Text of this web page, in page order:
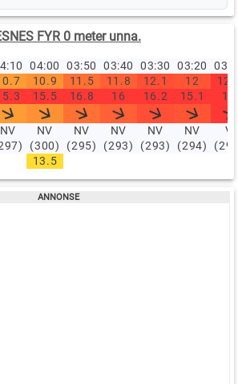
FYR 0 meter unna.
04:00 03:50 03:40 03:30 03:20
10.9 11.5 11.8 12.1 12
15.5 16.8 16 16.2 15.1 16
NV
NV
(300)
NV
(295)
NV
(293)
NV
(293)
NV
(294)
V
13.5